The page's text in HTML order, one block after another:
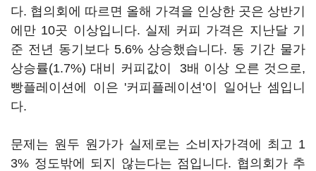
다. 협의회에 따르면 올해 가격을 인상한 곳은 상반기
에만 10곳 이상입니다. 실제 커피 가격은 지난달 기
준 전년 동기보다 5.6% 상승했습니다. 동 기간 물가
상승률(1.7%) 대비 커피값이 3배 이상 오른 것으로,
빵플레이션에 이은 '커피플레이션'이 일어난 셈입니
다.
문제는 원두 원가가 실제로는 소비자가격에 최고 1
3% 정도밖에 되지 않는다는 점입니다. 협의회가 추